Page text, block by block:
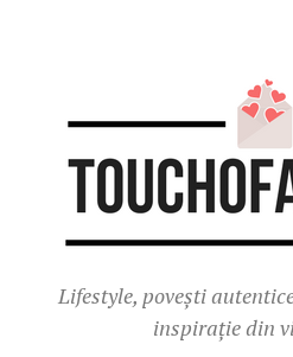
Lifestyle, povești
inspirație din